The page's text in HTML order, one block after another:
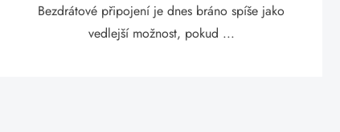
Bezdrátové připojení je dnes bráno spíše jako
vedlejší možnost, pokud ...